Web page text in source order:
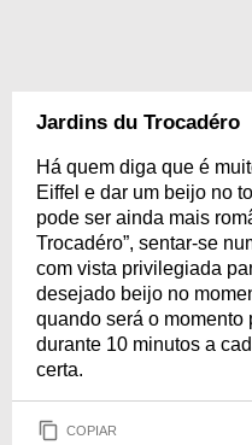
Jardins du Trocadéro
Há quem diga que é
Eiffel e dar um beijo no
pode ser ainda mais
Trocadéro”, sentar-se
com vista privilegiada
desejado beijo no
quando será o momento
durante 10 minutos a
certa.
COPIAR